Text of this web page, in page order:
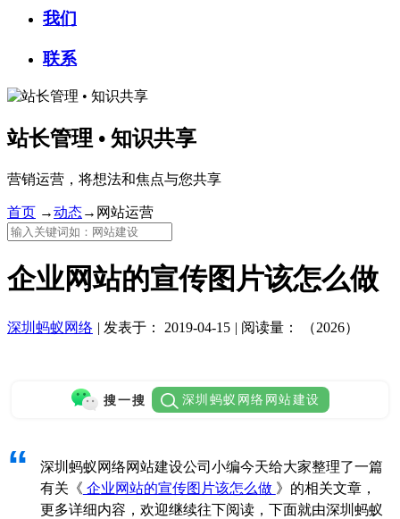
我们
联系
站长管理 • 知识共享
营销运营，将想法和焦点与您共享
首页 →动态→ 网站运营
企业网站的宣传图片该怎么做
深圳蚂蚁网络 | 发表于： 2019-04-15 | 阅读量： （2026）
搜一搜 深圳蚂蚁网络网站建设
“
深圳蚂蚁网络网站建设公司小编今天给大家整理了一篇
有关《 企业网站的宣传图片该怎么做 》的相关文章，
更多详细内容，欢迎继续往下阅读，下面就由深圳蚂蚁